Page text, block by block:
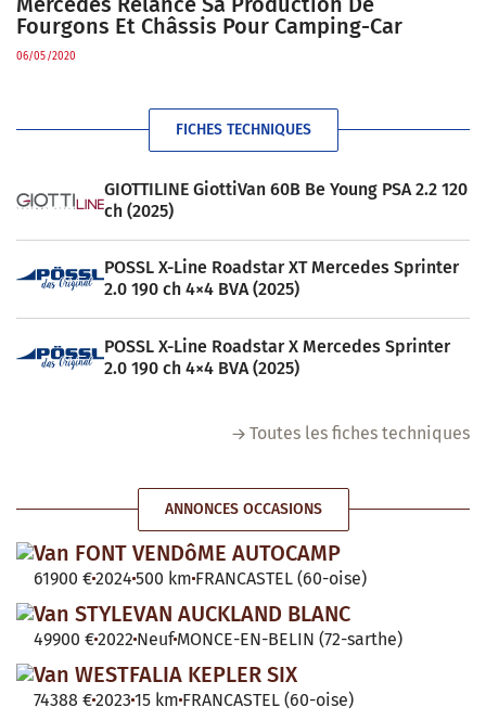
Fourgons Et Châssis Pour Camping-Car
06/05/2020
FICHES TECHNIQUES
GIOTTILINE GiottiVan 60B Be Young PSA 2.2 120
ch (2025)
POSSL X-Line Roadstar XT Mercedes Sprinter
2.0 190 ch 4×4 BVA (2025)
POSSL X-Line Roadstar X Mercedes Sprinter
2.0 190 ch 4×4 BVA (2025)
Toutes les fiches techniques
ANNONCES OCCASIONS
Van FONT VENDôME AUTOCAMP
61900 €2024 500 km FRANCASTEL (60-oise)
Van STYLEVAN AUCKLAND BLANC
49900 €2022 Neuf MONCE-EN-BELIN (72-sarthe)
Van WESTFALIA KEPLER SIX
74388 €2023 15 km FRANCASTEL (60-oise)